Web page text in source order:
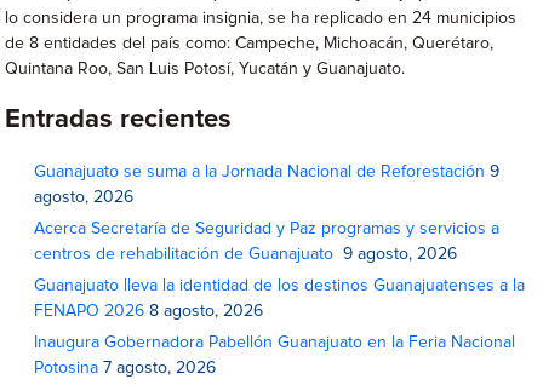
lo considera un programa insignia, se ha replicado en 24 municipios
de 8 entidades del país como: Campeche, Michoacán, Querétaro,
Quintana Roo, San Luis Potosí, Yucatán y Guanajuato.
Entradas recientes
Guanajuato se suma a la Jornada Nacional de Reforestación 9
agosto, 2026
Acerca Secretaría de Seguridad y Paz programas y servicios a
centros de rehabilitación de Guanajuato
9 agosto, 2026
Guanajuato lleva la identidad de los destinos Guanajuatenses a la
FENAPO 2026 8 agosto, 2026
Inaugura Gobernadora Pabellón Guanajuato en la Feria Nacional
Potosina 7 agosto, 2026